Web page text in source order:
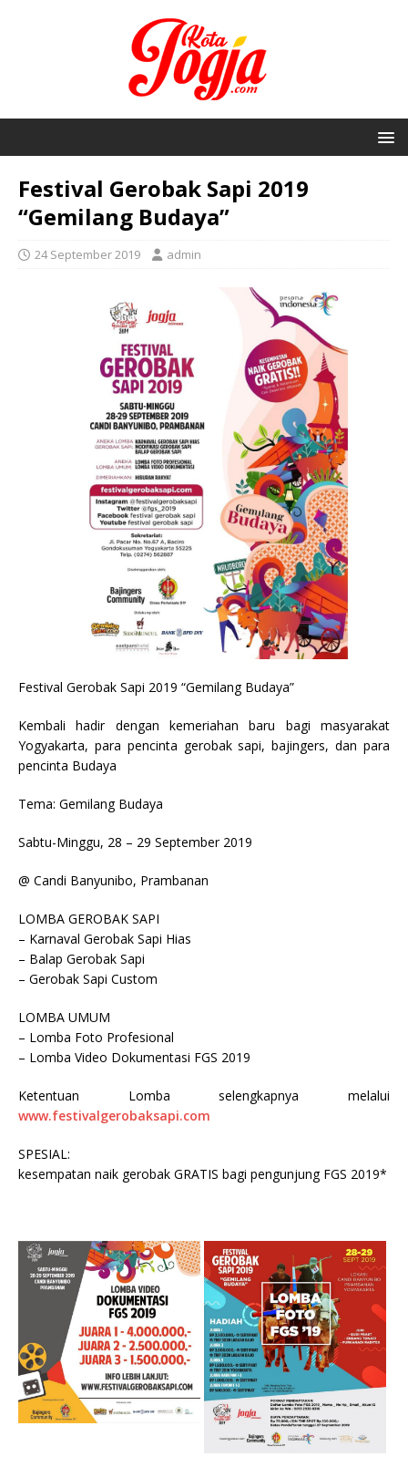
Festival Gerobak Sapi 2019
“Gemilang Budaya”
24 September 2019 admin
Festival Gerobak Sapi 2019 “Gemilang Budaya”
Kembali hadir dengan kemeriahan baru bagi masyarakat
Yogyakarta, para pencinta gerobak sapi, bajingers, dan para
pencinta Budaya
Tema: Gemilang Budaya
Sabtu-Minggu, 28 – 29 September 2019
@ Candi Banyunibo, Prambanan
LOMBA GEROBAK SAPI
– Karnaval Gerobak Sapi Hias
– Balap Gerobak Sapi
– Gerobak Sapi Custom
LOMBA UMUM
– Lomba Foto Profesional
– Lomba Video Dokumentasi FGS 2019
Ketentuan Lomba selengkapnya melalui
www.festivalgerobaksapi.com
SPESIAL:
kesempatan naik gerobak GRATIS bagi pengunjung FGS 2019*